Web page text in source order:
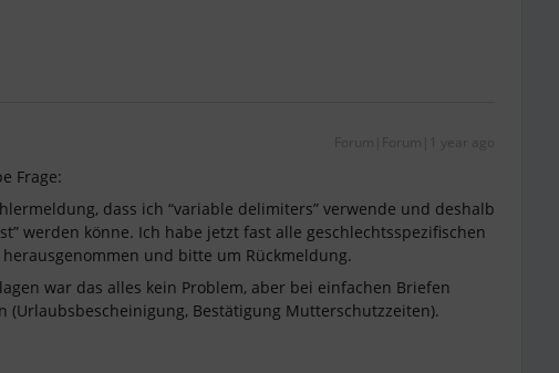
Forum|Forum|1 year ago
Frage:
dass ich “variable delimiters” verwende und deshalb
werden könne. Ich habe jetzt fast alle geschlechtsspezifischen
und bitte um Rückmeldung.
war das alles kein Problem, aber bei einfachen Briefen
(Urlaubsbescheinigung, Bestätigung Mutterschutzzeiten).